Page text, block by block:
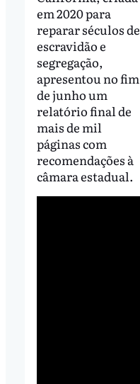
em 2020 para
reparar séculos de
escravidão e
segregação,
apresentou no fim
de junho um
relatório final de
mais de mil
páginas com
recomendações à
câmara estadual.